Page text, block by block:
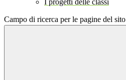
I progetti delle classi
Campo di ricerca per le pagine del sito